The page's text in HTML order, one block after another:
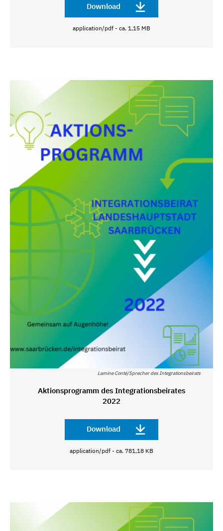
Download
application/pdf - ca. 1,15 MB
Lamine Conté/Sprecher des Integrationsbeirats
Aktionsprogramm des Integrationsbeirates
2022
Download
application/pdf - ca. 781,18 KB